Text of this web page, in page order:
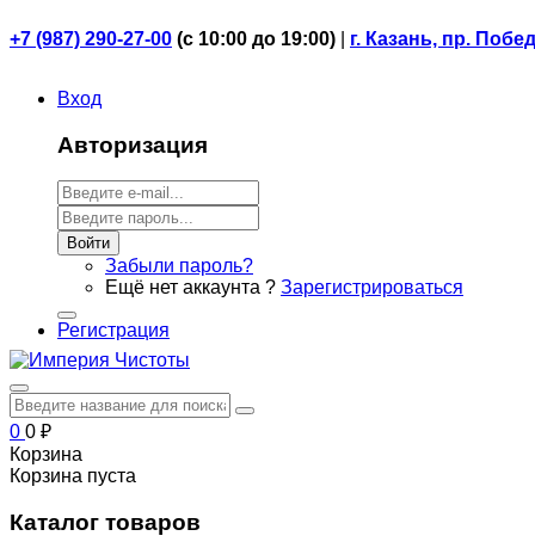
+7 (987) 290-27-00 (с 10:00 до 19:00) г. Казань, пр.
Вход
Авторизация
Войти
Забыли пароль?
Ещё нет аккаунта ? Зарегистрироваться
Регистрация
0 0 ₽
Корзина
Корзина пуста
Каталог товаров